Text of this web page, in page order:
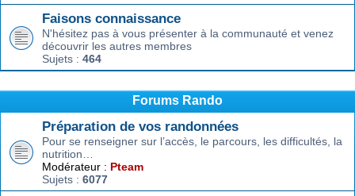
e
Faisons connaissance
N'hésitez pas à vous présenter à la communauté et venez
découvrir les autres membres
Sujets : 464
Forums Rando
Préparation de vos randonnées
Pour se renseigner sur l’accès, le parcours, les difficultés, la
nutrition…
Modérateur : Pteam
Sujets : 6077